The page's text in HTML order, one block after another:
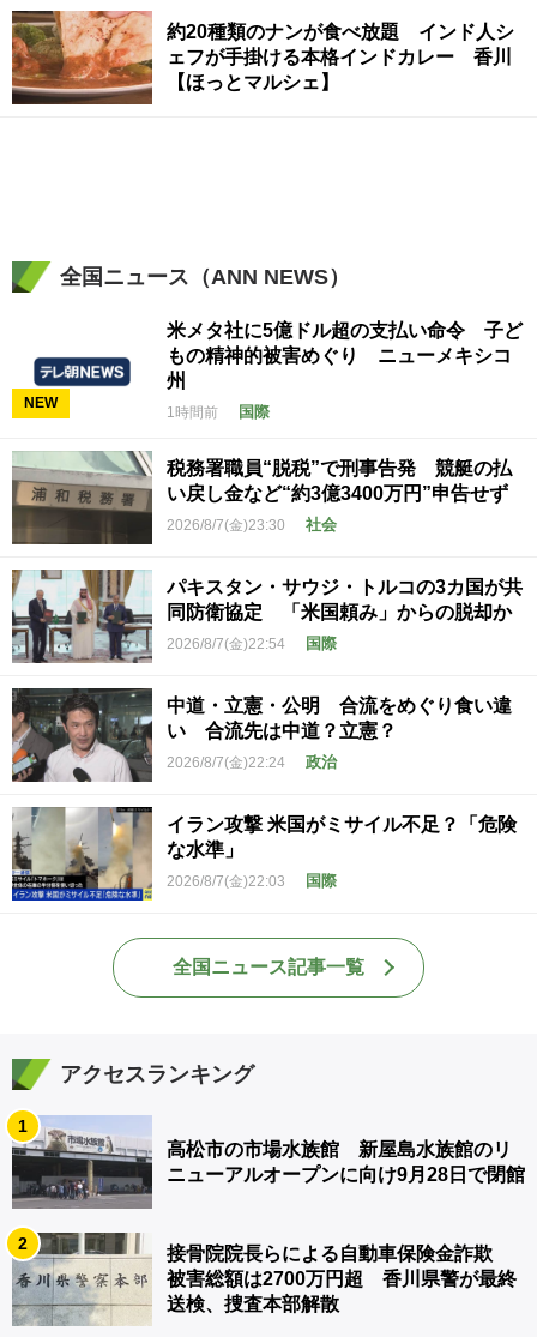
約20種類のナンが食べ放題 インド人シ
ェフが手掛ける本格インドカレー 香川
【ほっとマルシェ】
全国ニュース（ANN NEWS）
NEW
米メタ社に5億ドル超の支払い命令 子ど
もの精神的被害めぐり ニューメキシコ
州
1時間前 国際
税務署職員“脱税”で刑事告発 競艇の払
い戻し金など“約3億3400万円”申告せず
2026/8/7(金)23:30 社会
パキスタン・サウジ・トルコの3カ国が共
同防衛協定 「米国頼み」からの脱却か
2026/8/7(金)22:54 国際
中道・立憲・公明 合流をめぐり食い違
い 合流先は中道？立憲？
2026/8/7(金)22:24 政治
イラン攻撃 米国がミサイル不足？「危険
な水準」
2026/8/7(金)22:03 国際
全国ニュース記事一覧
アクセスランキング
1
高松市の市場水族館 新屋島水族館のリ
ニューアルオープンに向け9月28日で閉館
2
接骨院院長らによる自動車保険金詐欺
被害総額は2700万円超 香川県警が最終
送検、捜査本部解散